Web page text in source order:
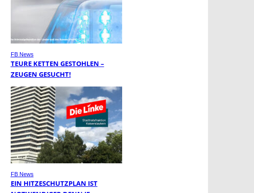
FB News
TEURE KETTEN GESTOHLEN –
ZEUGEN GESUCHT!
FB News
EIN HITZESCHUTZPLAN IST